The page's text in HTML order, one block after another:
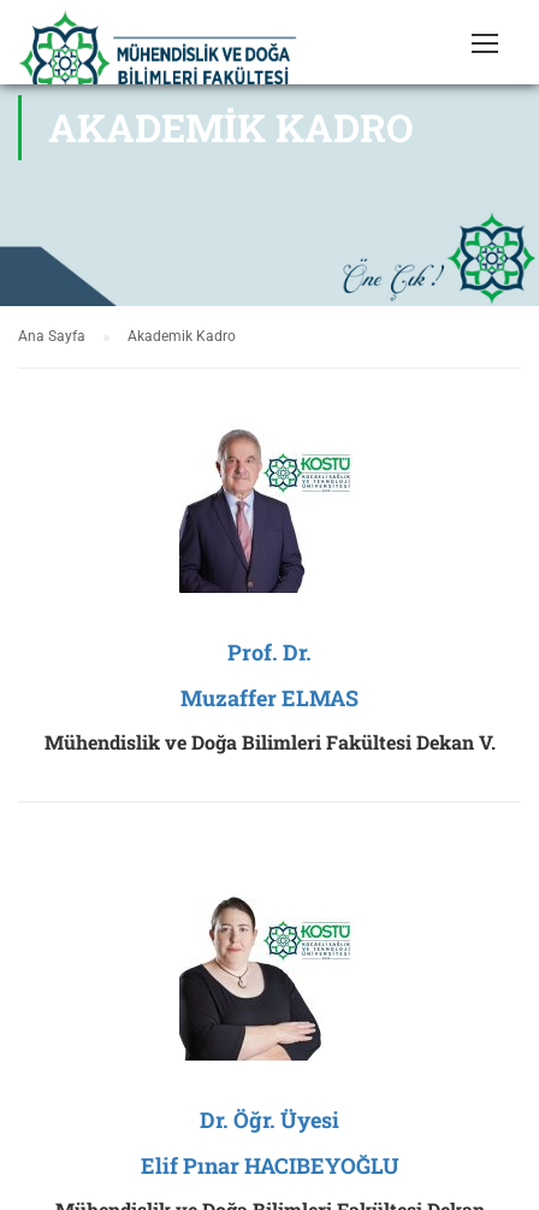
AKADEMIK KADRO
Ana Sayfa Akademik Kadro
Prof. Dr.
Muzaffer ELMAS
Mühendislik ve Doğa Bilimleri Fakültesi Dekan V.
Dr. Öğr. Üyesi
Elif Pınar HACIBEYOĞLU